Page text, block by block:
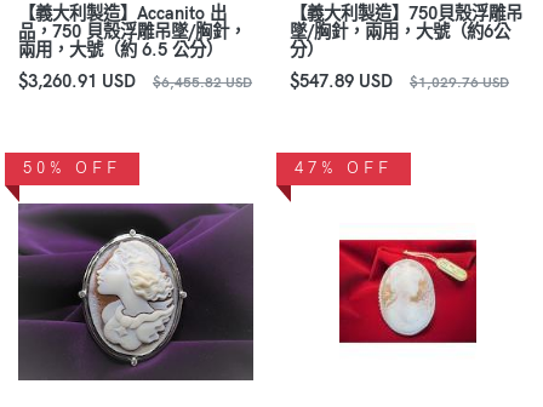
【義大利製造】Accanito 出
品，750 貝殼浮雕吊墜/胸針，
兩用，大號（約 6.5 公分）
$3,260.91 USD
$6,455.82 USD
【義大利製造】750貝殼浮雕吊
墜/胸針，兩用，大號（約6公
分）
$547.89 USD
$1,029.76 USD
50% OFF 47% OFF